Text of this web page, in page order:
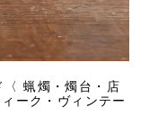
蝋燭・燭台・店
ーク・ヴィンテー